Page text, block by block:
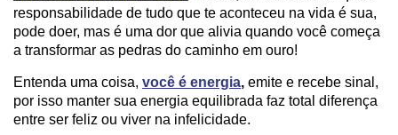
responsabilidade de tudo que te aconteceu na vida é sua,
pode doer, mas é uma dor que alivia quando você começa
a transformar as pedras do caminho em ouro!
Entenda uma coisa, você é energia, emite e recebe sinal,
por isso manter sua energia equilibrada faz total diferença
entre ser feliz ou viver na infelicidade.